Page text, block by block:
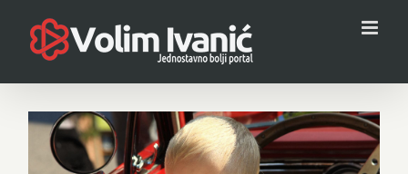
content
View
Larger
Image